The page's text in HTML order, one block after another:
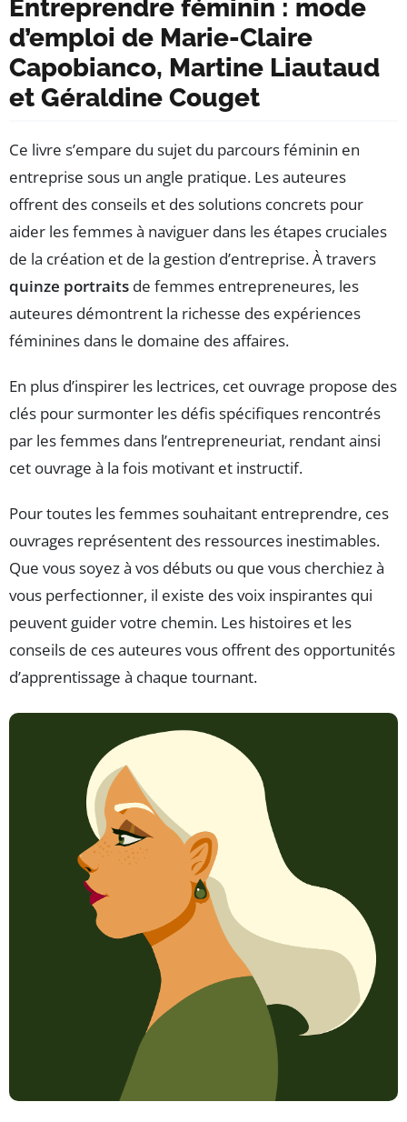
Entreprendre féminin : mode
d’emploi de Marie-Claire
Capobianco, Martine Liautaud
et Géraldine Couget
Ce livre s’empare du sujet du parcours féminin en
entreprise sous un angle pratique. Les auteures
offrent des conseils et des solutions concrets pour
aider les femmes à naviguer dans les étapes cruciales
de la création et de la gestion d’entreprise. À travers
quinze portraits de femmes entrepreneures, les
auteures démontrent la richesse des expériences
féminines dans le domaine des affaires.
En plus d’inspirer les lectrices, cet ouvrage propose des
clés pour surmonter les défis spécifiques rencontrés
par les femmes dans l’entrepreneuriat, rendant ainsi
cet ouvrage à la fois motivant et instructif.
Pour toutes les femmes souhaitant entreprendre, ces
ouvrages représentent des ressources inestimables.
Que vous soyez à vos débuts ou que vous cherchiez à
vous perfectionner, il existe des voix inspirantes qui
peuvent guider votre chemin. Les histoires et les
conseils de ces auteures vous offrent des opportunités
d’apprentissage à chaque tournant.